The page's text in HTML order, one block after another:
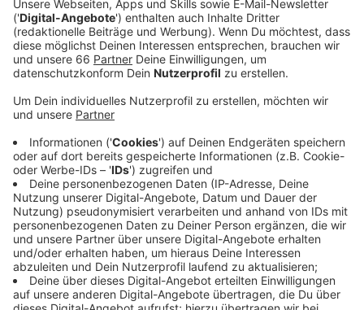
Handelsverband vor allem Spielzeug, Kosmetik, Bücher
und auch Weihnachtsdeko gekauft. Außerdem sind zu
Nikolaus viele Süßigkeiten und Feinkost in den
Einkaufswagen gelandet.
Anzeige
Es werden verstärkt Weihnachtsgeschenke
gekauft
Anzeige
Zusätzlich werden auch immer mehr
Weihnachtsgeschenke wie Schmuck, Uhren oder
Klamotten gekauft. Auch dieverkaufsoffenen